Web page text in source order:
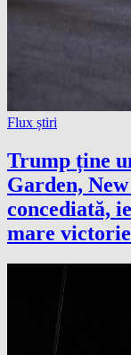
Flux știri
Trump ține
Garden,
concediată,
mare